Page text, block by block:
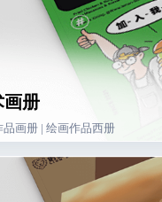
画册
品画册 | 绘画作品西册